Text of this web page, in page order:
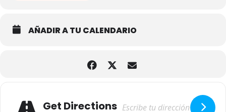
AÑADIR A TU CALENDARIO
Get Directions